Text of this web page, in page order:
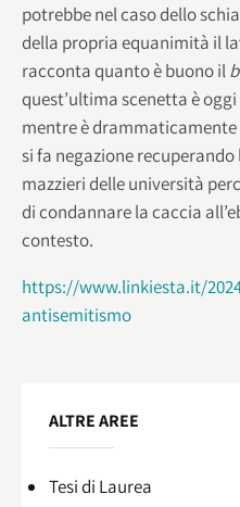
potrebbe nel caso dello
della propria equanimità il
racconta quanto è buono il
quest’ultima scenetta è
mentre è
si fa negazione recuperando
mazzieri delle università
di condannare la caccia
contesto.
https://www.linkiesta.it/
antisemitismo
ALTRE AREE
Tesi di Laurea